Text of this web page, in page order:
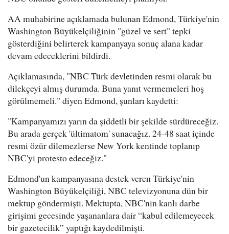
AA muhabirine açıklamada bulunan Edmond, Türkiye'nin
Washington Büyükelçiliğinin "güzel ve sert" tepki
gösterdiğini belirterek kampanyaya sonuç alana kadar
devam edeceklerini bildirdi.
Açıklamasında, "NBC Türk devletinden resmi olarak bu
dilekçeyi almış durumda. Buna yanıt vermemeleri hoş
görülmemeli." diyen Edmond, şunları kaydetti:
"Kampanyamızı yarın da şiddetli bir şekilde sürdüreceğiz.
Bu arada gerçek 'ültimatom' sunacağız. 24-48 saat içinde
resmi özür dilemezlerse New York kentinde toplanıp
NBC'yi protesto edeceğiz."
Edmond'un kampanyasına destek veren Türkiye'nin
Washington Büyükelçiliği, NBC televizyonuna dün bir
mektup göndermişti. Mektupta, NBC'nin kanlı darbe
girişimi gecesinde yaşananlara dair “kabul edilemeyecek
bir gazetecilik” yaptığı kaydedilmişti.